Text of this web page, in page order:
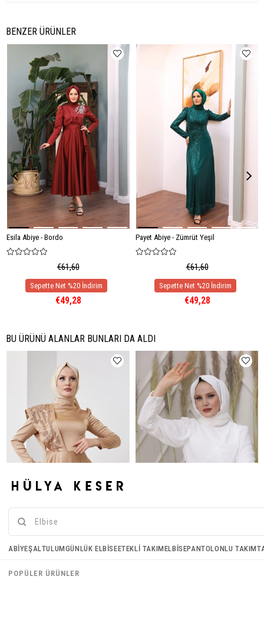
BENZER ÜRÜNLER
Esila Abiye - Bordo
€61,60
€49,28
Payet Abiye - Zümrüt Yeşil
€61,60
€49,28
BU ÜRÜNÜ ALANLAR BUNLARI DA ALDI
Janjan Kumaş Şal - Altın
€16,43
Janjan Kumaş Şal - Beyaz
ABIYEŞALTULUMGÜNLÜK ELBISEETEKLI TAKIMELBISEPANTOLONLU TAKIM
POPÜLER ÜRÜNLER